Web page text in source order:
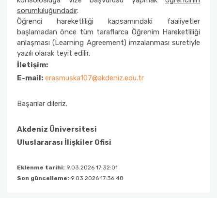
sorumluluğundadır.
Öğrenci hareketliliği kapsamındaki faaliyetler
başlamadan önce tüm taraflarca Öğrenim Hareketliliği
anlaşması (Learning Agreement) imzalanması suretiyle
yazılı olarak teyit edilir.
İletişim:
E-mail: erasmuska107@akdeniz.edu.tr
Başarılar dileriz.
Akdeniz Üniversitesi
Uluslararası İlişkiler Ofisi
Eklenme tarihi: 9.03.2026 17:32:01
Son güncelleme: 9.03.2026 17:36:48